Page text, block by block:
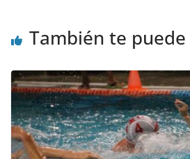
También te